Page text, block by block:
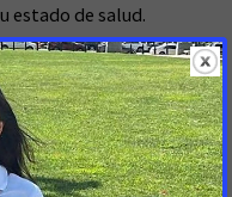
estado de salud.
que los pacientes
y deducibles.
con ingresos bajos a
de salud.
médico